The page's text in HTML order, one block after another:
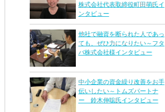
株式会社代表取締役町田萌氏イ
ンタビュー
他社で融資を断られた人であっ
ても、ぜひ力になりたい～フタ
バ株式会社様インタビュー
中小企業の資金繰り改善をお手
伝いしたい～トムズパートナ
ー 鈴木伸聡氏インタビュー